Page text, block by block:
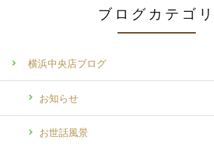
ブログカテゴリ
横浜中央店ブログ
お知らせ
お世話風景